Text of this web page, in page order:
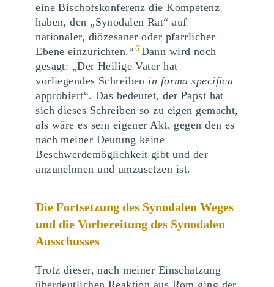
eine Bischofskonferenz die Kompetenz
haben, den „Synodalen Rat“ auf
nationaler, diözesaner oder pfarrlicher
Ebene einzurichten.“6 Dann wird noch
gesagt: „Der Heilige Vater hat
vorliegendes Schreiben in forma specifica
approbiert“. Das bedeutet, der Papst hat
sich dieses Schreiben so zu eigen gemacht,
als wäre es sein eigener Akt, gegen den es
nach meiner Deutung keine
Beschwerdemöglichkeit gibt und der
anzunehmen und umzusetzen ist.
Die Fortsetzung des Synodalen Weges
und die Vorbereitung des Synodalen
Ausschusses
Trotz dieser, nach meiner Einschätzung